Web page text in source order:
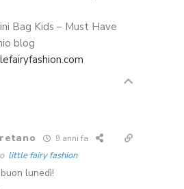
Bag Kids – Must Have
blog
9 anni fa
little fairy fashion
lunedì!